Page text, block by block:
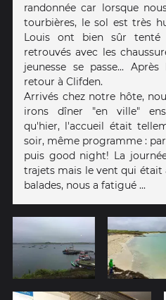
randonnée car lorsque
tourbières, le sol est très
Louis ont bien sûr tenté
retrouvés avec les
jeunesse se passe...
retour à Clifden.
Arrivés chez notre hôte,
irons dîner "en ville"
qu'hier, l'accueil était
soir, même programme :
puis good night! La
trajets mais le vent qui était
balades, nous a fatigué ...